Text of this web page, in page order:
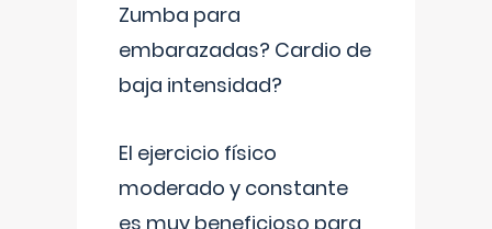
Zumba para
embarazadas? Cardio de
baja intensidad?
El ejercicio físico
moderado y constante
es muy beneficioso para